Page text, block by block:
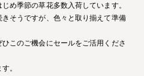
め季節の草花多数入荷しています。
そうですが、色々と取り揃えて準備
このご機会にセールをご活用くださ
。